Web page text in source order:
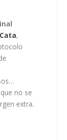
,
no se
extra.